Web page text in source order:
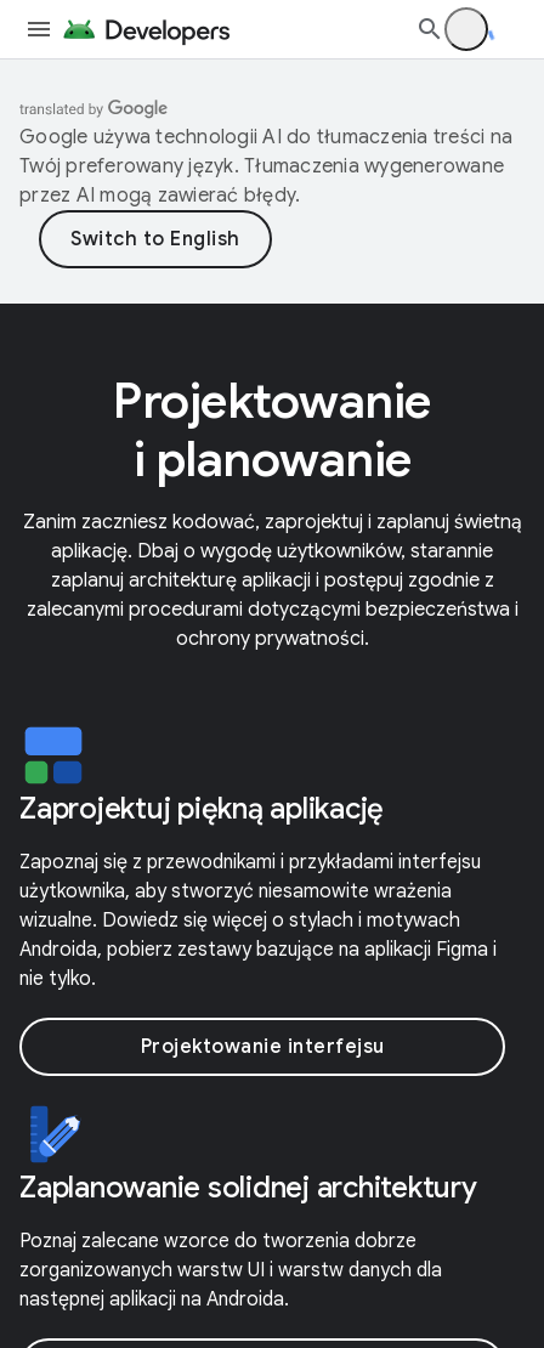
Google używa technologii AI do tłumaczenia treści na
Twój preferowany język. Tłumaczenia wygenerowane
przez AI mogą zawierać błędy.
Projektowanie
i planowanie
Zanim zaczniesz kodować, zaprojektuj i zaplanuj świetną
aplikację. Dbaj o wygodę użytkowników, starannie
zaplanuj architekturę aplikacji i postępuj zgodnie z
zalecanymi procedurami dotyczącymi bezpieczeństwa i
ochrony prywatności.
Zaprojektuj piękną aplikację
Zapoznaj się z przewodnikami i przykładami interfejsu
użytkownika, aby stworzyć niesamowite wrażenia
wizualne. Dowiedz się więcej o stylach i motywach
Androida, pobierz zestawy bazujące na aplikacji Figma i
nie tylko.
Projektowanie interfejsu
Zaplanowanie solidnej architektury
Poznaj zalecane wzorce do tworzenia dobrze
zorganizowanych warstw UI i warstw danych dla
następnej aplikacji na Androida.